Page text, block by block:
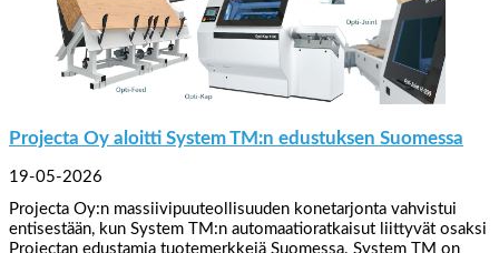
Projecta Oy aloitti System TM:n edustuksen Suomessa
19-05-2026
Projecta Oy:n massiivipuuteollisuuden konetarjonta vahvistui
entisestään, kun System TM:n automaatioratkaisut liittyvät osaksi
Projectan edustamia tuotemerkkejä Suomessa. System TM on